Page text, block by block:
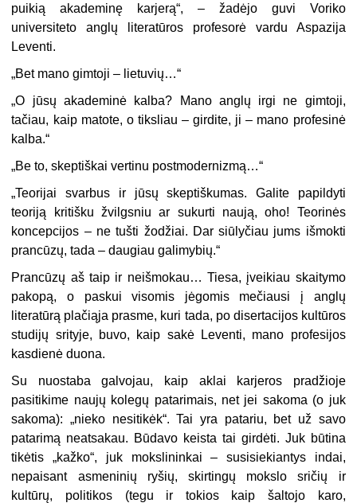
puikią akademinę karjerą“, – žadėjo guvi Voriko
universiteto anglų literatūros profesorė vardu Aspazija
Leventi.
„Bet mano gimtoji – lietuvių…“
„O jūsų akademinė kalba? Mano anglų irgi ne gimtoji,
tačiau, kaip matote, o tiksliau – girdite, ji – mano profesinė
kalba.“
„Be to, skeptiškai vertinu postmodernizmą…“
„Teorijai svarbus ir jūsų skeptiškumas. Galite papildyti
teoriją kritišku žvilgsniu ar sukurti naują, oho! Teorinės
koncepcijos – ne tušti žodžiai. Dar siūlyčiau jums išmokti
prancūzų, tada – daugiau galimybių.“
Prancūzų aš taip ir neišmokau… Tiesa, įveikiau skaitymo
pakopą, o paskui visomis jėgomis mečiausi į anglų
literatūrą plačiąja prasme, kuri tada, po disertacijos kultūros
studijų srityje, buvo, kaip sakė Leventi, mano profesijos
kasdienė duona.
Su nuostaba galvojau, kaip aklai karjeros pradžioje
pasitikime naujų kolegų patarimais, net jei sakoma (o juk
sakoma): „nieko nesitikėk“. Tai yra patariu, bet už savo
patarimą neatsakau. Būdavo keista tai girdėti. Juk būtina
tikėtis „kažko“, juk mokslininkai – susisiekiantys indai,
nepaisant asmeninių ryšių, skirtingų mokslo sričių ir
kultūrų, politikos (tegu ir tokios kaip šaltojo karo,